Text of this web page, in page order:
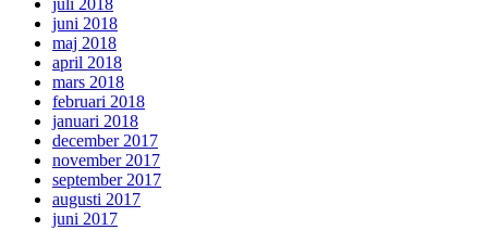
juli 2018
juni 2018
maj 2018
april 2018
mars 2018
februari 2018
januari 2018
december 2017
november 2017
september 2017
augusti 2017
juni 2017